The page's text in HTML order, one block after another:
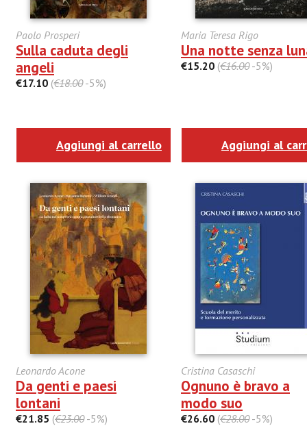
Paolo Prosperi
Sulla caduta degli
angeli
€17.10 (€18.00-5%)
Aggiungi al carrello
Maria Teresa Rigo
Una notte senza
€15.20 (€16.00-5%)
Aggiungi al
Leonardo Acone
Da genti e paesi
lontani
€21.85 (€23.00-5%)
Cristina Casaschi
Ognuno è bravo a
modo suo
€26.60 (€28.00-5%)